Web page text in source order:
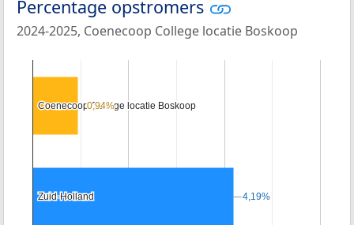
Percentage opstromers
2024-2025, Coenecoop College locatie Boskoop
Coenecoop College locatie Boskoop
Coenecoop College locatie Boskoop
Zuid-Holland
Zuid-Holland
0,94%
0,94%
4,19%
4,19%